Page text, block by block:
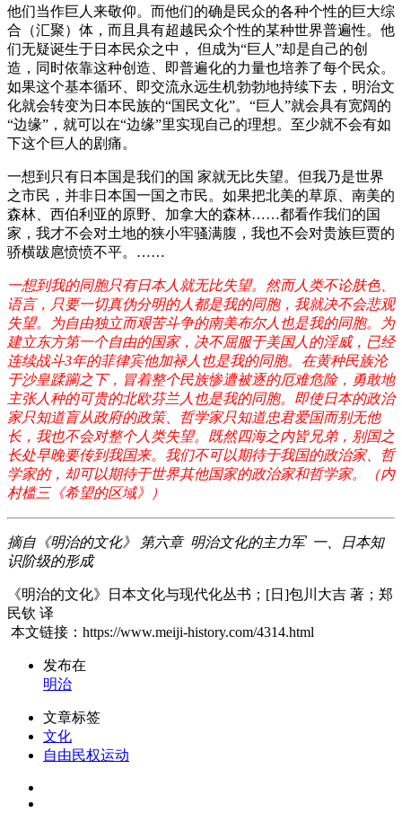
他们当作巨人来敬仰。而他们的确是民众的各种个性的巨大综
合（汇聚）体，而且具有超越民众个性的某种世界普遍性。他
们无疑诞生于日本民众之中， 但成为“巨人”却是自己的创
造，同时依靠这种创造、即普遍化的力量也培养了每个民众。
如果这个基本循环、即交流永远生机勃勃地持续下去，明治文
化就会转变为日本民族的“国民文化”。“巨人”就会具有宽阔的
“边缘”，就可以在“边缘”里实现自己的理想。至少就不会有如
下这个巨人的剧痛。
一想到只有日本国是我们的国 家就无比失望。但我乃是世界
之市民，并非日本国一国之市民。如果把北美的草原、南美的
森林、西伯利亚的原野、加拿大的森林……都看作我们的国
家，我才不会对土地的狭小牢骚满腹，我也不会对贵族巨贾的
骄横跋扈愤愤不平。……
一想到我的同胞只有日本人就无比失望。然而人类不论肤色、
语言，只要一切真伪分明的人都是我的同胞，我就决不会悲观
失望。为自由独立而艰苦斗争的南美布尔人也是我的同胞。为
建立东方第一个自由的国家，决不屈服于美国人的淫威，已经
连续战斗3年的菲律宾他加禄人也是我的同胞。在黄种民族沦
于沙皇蹂躏之下，冒着整个民族惨遭被逐的厄难危险，勇敢地
主张人种的可贵的北欧芬兰人也是我的同胞。即使日本的政治
家只知道盲从政府的政策、哲学家只知道忠君爱国而别无他
长，我也不会对整个人类失望。既然四海之内皆兄弟，别国之
长处早晚要传到我国来。我们不可以期待于我国的政治家、哲
学家的，却可以期待于世界其他国家的政治家和哲学家。（内
村槛三《希望的区域》）
摘自《明治的文化》 第六章 明治文化的主力军 一、日本知
识阶级的形成
《明治的文化》日本文化与现代化丛书；[日]包川大吉 著；郑
民钦 译
本文链接：https://www.meiji-history.com/4314.html
发布在
明治
文章标签
文化
自由民权运动